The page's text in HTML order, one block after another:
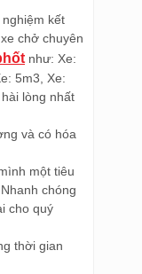
kết
chở chuyên
như: Xe:
5m3, Xe:
lòng nhất
và có hóa
một tiêu
chóng
cho quý
thời gian